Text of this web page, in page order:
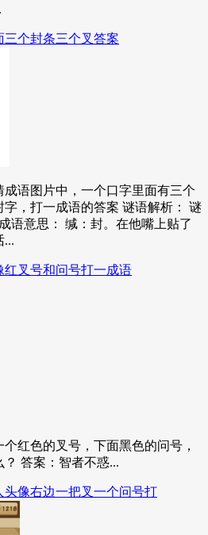
个封条三个叉答案
语图片中，一个口字里面有三个
，打一成语的答案 谜语解析： 谜
语意思： 缄：封。在他嘴上贴了
...
红叉号和问号打一成语
红色的叉号，下面黑色的问号，
答案：智者不惑...
头像右边一把叉一个问号打